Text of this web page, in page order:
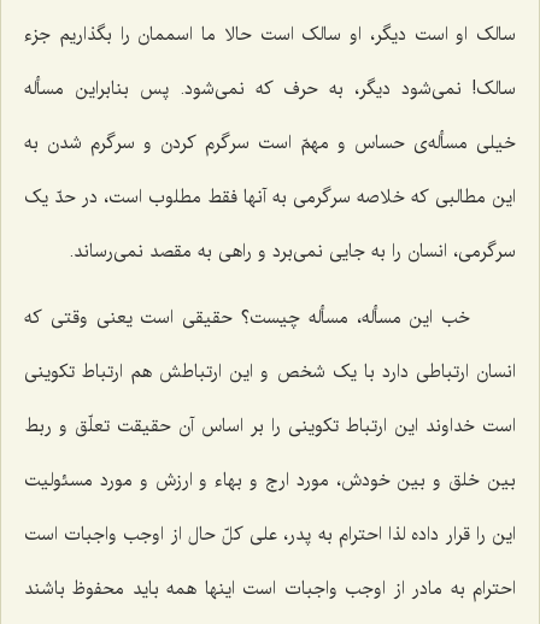
سالک او است دیگر، او سالک است حالا ما اسممان را بگذاریم جزء
سالک! نمی‌شود دیگر، به حرف که نمی‌شود. پس بنابراین مسأله
خیلی مسأله‌ی حساس و مهمّ است سرگرم کردن و سرگرم شدن به
این مطالبی که خلاصه سرگرمی به آنها فقط مطلوب است، در حدّ یک
سرگرمی، انسان را به جایی نمی‌برد و راهی به مقصد نمی‌رساند.
خب این مسأله، مسأله چیست؟ حقیقی است یعنی وقتی که
انسان ارتباطی دارد با یک شخص و این ارتباطش هم ارتباط تکوینی
است خداوند این ارتباط تکوینی را بر اساس آن حقیقت تعلّق و ربط
بین خلق و بین خودش، مورد ارج و بهاء و ارزش و مورد مسئولیت
این را قرار داده لذا احترام به پدر، علی کلّ حال از اوجب واجبات است
احترام به مادر از اوجب واجبات است اینها همه باید محفوظ باشند